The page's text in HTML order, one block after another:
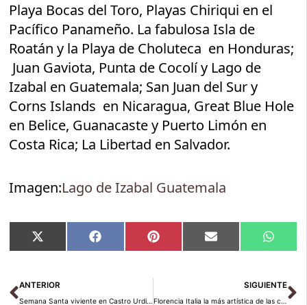
Playa Bocas del Toro, Playas Chiriqui en el
Pacífico Panameño. La fabulosa Isla de
Roatán y la Playa de Choluteca en Honduras;
Juan Gaviota, Punta de Cocolí y Lago de
Izabal en Guatemala; San Juan del Sur y
Corns Islands en Nicaragua, Great Blue Hole
en Belice, Guanacaste y Puerto Limón en
Costa Rica; La Libertad en Salvador.
Imagen:Lago de Izabal Guatemala
Compartir
en
X
(Twitter)
Compartir
en
Facebook Compartir
en
Pinterest Compartir
en
Email
en
Ant
ANTERIOR
Semana Santa viviente en Castro Urdiales Cantabria
SIGUIENTE
Florencia Italia la más artística de las ciudades